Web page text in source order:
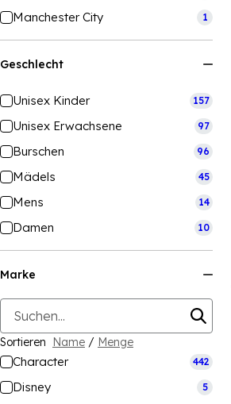
Manchester City 1
Geschlecht
Unisex Kinder 157
Unisex Erwachsene 97
Burschen 96
Mädels 45
Mens 14
Damen 10
Marke
Sortieren Name / Menge
Character 442
Disney 5